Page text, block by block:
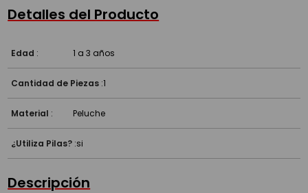
Detalles del Producto
Edad : 1 a 3 años
Cantidad de Piezas :1
Material : Peluche
¿Utiliza Pilas? :si
Descripción